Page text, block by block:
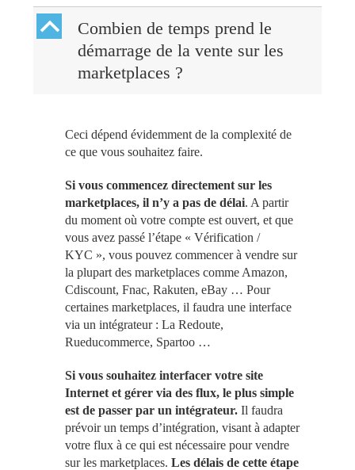
B
Combien de temps prend le
démarrage de la vente sur les
marketplaces ?
Ceci dépend évidemment de la complexité de
ce que vous souhaitez faire.
Si vous commencez directement sur les
marketplaces, il n’y a pas de délai. A partir
du moment où votre compte est ouvert, et que
vous avez passé l’étape « Vérification /
KYC », vous pouvez commencer à vendre sur
la plupart des marketplaces comme Amazon,
Cdiscount, Fnac, Rakuten, eBay … Pour
certaines marketplaces, il faudra une interface
via un intégrateur : La Redoute,
Rueducommerce, Spartoo …
Si vous souhaitez interfacer votre site
Internet et gérer via des flux, le plus simple
est de passer par un intégrateur.Il faudra
prévoir un temps d’intégration, visant à adapter
votre flux à ce qui est nécessaire pour vendre
sur les marketplaces. Les délais de cette étape